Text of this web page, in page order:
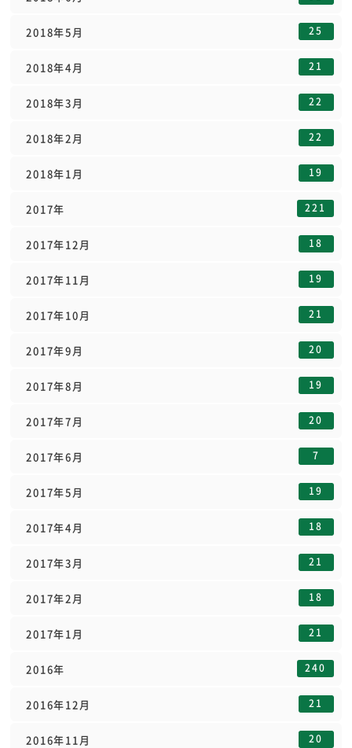
2018年5月 25
2018年4月 21
2018年3月 22
2018年2月 22
2018年1月 19
2017年 221
2017年12月 18
2017年11月 19
2017年10月 21
2017年9月 20
2017年8月 19
2017年7月 20
2017年6月 7
2017年5月 19
2017年4月 18
2017年3月 21
2017年2月 18
2017年1月 21
2016年 240
2016年12月 21
2016年11月 20